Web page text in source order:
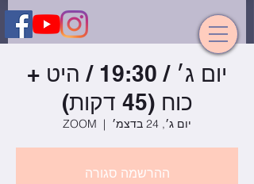
יום ג׳ / 19:30 / היט +
כוח (45 דקות)
יום ג׳, 24 בדצמ׳
  |
ZOOM
ההרשמה סגורה